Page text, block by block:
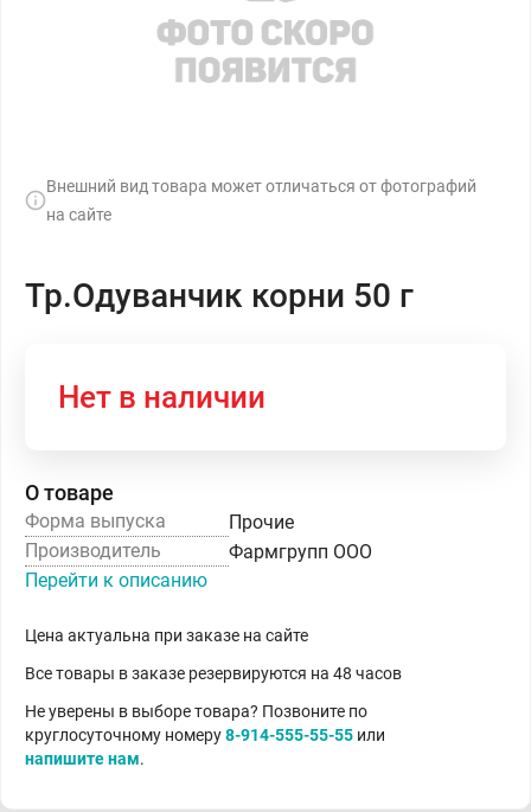
Внешний вид товара может отличаться от фотографий
на сайте
Тр.Одуванчик корни 50 г
Нет в наличии
О товаре
Форма выпуска
Прочие
Производитель
Фармгрупп ООО
Перейти к описанию
Цена актуальна при заказе на сайте
Все товары в заказе резервируются на 48 часов
Не уверены в выборе товара? Позвоните по
круглосуточному номеру8-914-555-55-55 или
напишите нам.